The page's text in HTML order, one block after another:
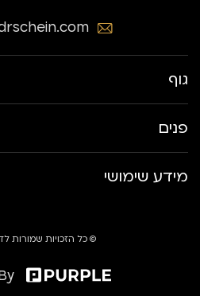
גוף
פנים
מידע שימושי
© כל הזכויות שמורות לד״ר